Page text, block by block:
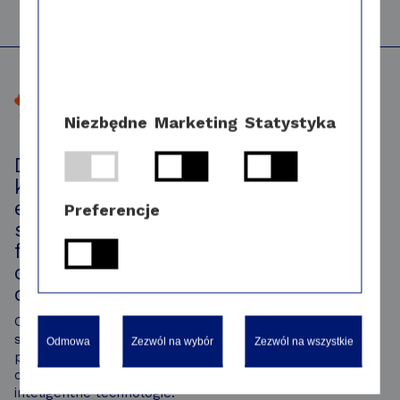
Niezbędne Marketing Statystyka
Preferencje
Odmowa Zezwól na wybór Zezwól na wszystkie
Dalkia, spółka z grupy EDF, wspiera
klientów w transformacji
energetycznej i cyfrowej, opierając
swoją działalność na dwóch
filarach: rozwoju lokalnych
odnawialnych źródeł energii oraz
optymalizacji jej zużycia.
Oferuje rozwiązania precyzyjnie dopasowane do
specyfiki budynków, miast, regionów i zakładów
przemysłowych, pomagając im skutecznie stawiać
czoła wyzwaniom klimatycznym oraz wdrażać
inteligentne technologie.